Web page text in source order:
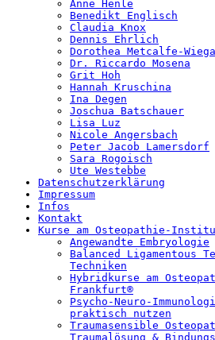
Anne Henle
Benedikt Englisch
Claudia Knox
Dennis Ehrlich
Dorothea Metcalfe-
Dr. Riccardo Mosena
Grit Hoh
Hannah Kruschina
Ina Degen
Joschua Batschauer
Lisa Luz
Nicole Angersbach
Peter Jacob Lamersdorf
Sara Rogoisch
Ute Westebbe
Datenschutzerklärung
Impressum
Infos
Kontakt
Kurse am Osteopathie-
Angewandte Embryologie
Balanced Ligamentous
Techniken
Hybridkurse am
Frankfurt®
Psycho-Neuro-
praktisch nutzen
Traumasensible
Traumalösung &